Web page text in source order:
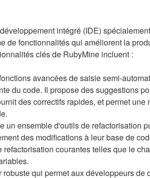
intégré (IDE)
de fonctionnalités qui améliorent la
clés de RubyMine incluent :
avancées de saisie semi-
du code. Il propose des suggestions
des correctifs rapides, et permet une
un ensemble d'outils de refactorisation
des modifications à leur base de
courantes telles que le
qui permet aux développeurs de